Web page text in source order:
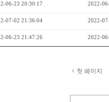
06-23 20:30:17 2022-
07-02 21:36:04 2022-
06-23 21:47:26 2022-
첫 페이지